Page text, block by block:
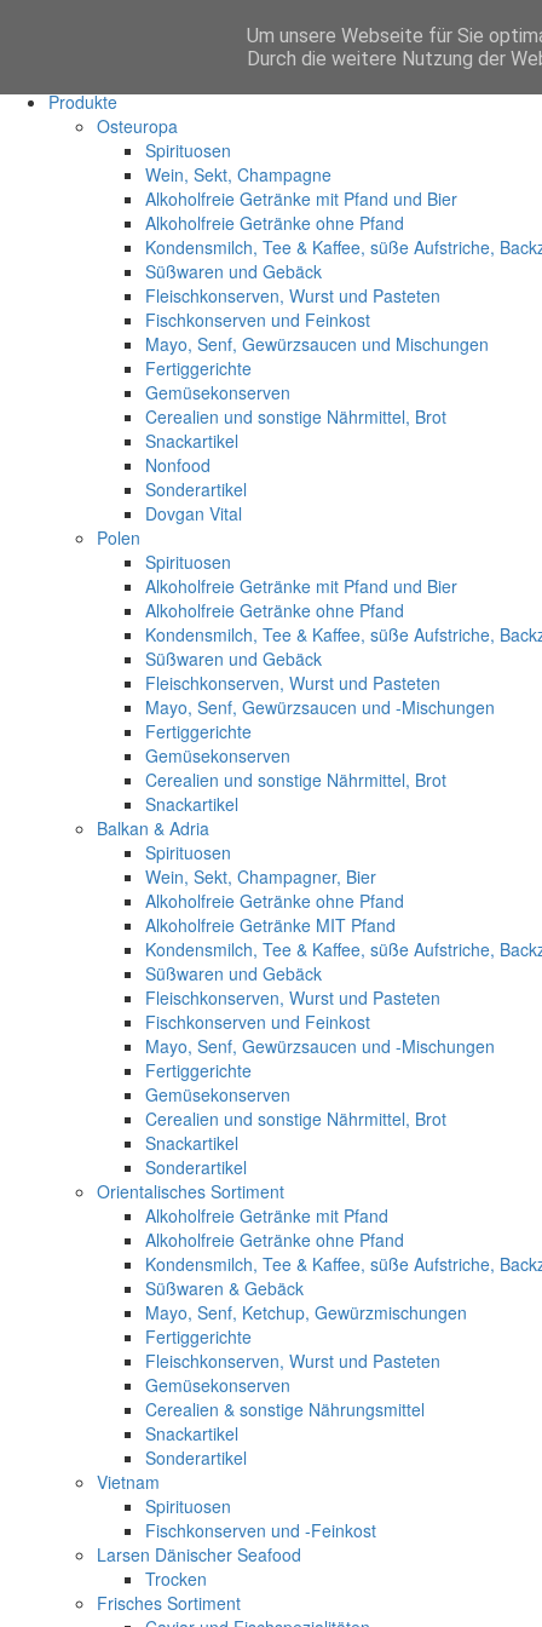
Produkte
Osteuropa
Spirituosen
Wein, Sekt, Champagne
Alkoholfreie Getränke mit Pfand und Bier
Alkoholfreie Getränke ohne Pfand
Kondensmilch, Tee & Kaffee, süße Aufstriche,
Süßwaren und Gebäck
Fleischkonserven, Wurst und Pasteten
Fischkonserven und Feinkost
Mayo, Senf, Gewürzsaucen und Mischungen
Fertiggerichte
Gemüsekonserven
Cerealien und sonstige Nährmittel, Brot
Snackartikel
Nonfood
Sonderartikel
Dovgan Vital
Polen
Spirituosen
Alkoholfreie Getränke mit Pfand und Bier
Alkoholfreie Getränke ohne Pfand
Kondensmilch, Tee & Kaffee, süße Aufstriche,
Süßwaren und Gebäck
Fleischkonserven, Wurst und Pasteten
Mayo, Senf, Gewürzsaucen und -Mischungen
Fertiggerichte
Gemüsekonserven
Cerealien und sonstige Nährmittel, Brot
Snackartikel
Balkan & Adria
Spirituosen
Wein, Sekt, Champagner, Bier
Alkoholfreie Getränke ohne Pfand
Alkoholfreie Getränke MIT Pfand
Kondensmilch, Tee & Kaffee, süße Aufstriche,
Süßwaren und Gebäck
Fleischkonserven, Wurst und Pasteten
Fischkonserven und Feinkost
Mayo, Senf, Gewürzsaucen und -Mischungen
Fertiggerichte
Gemüsekonserven
Cerealien und sonstige Nährmittel, Brot
Snackartikel
Sonderartikel
Orientalisches Sortiment
Alkoholfreie Getränke mit Pfand
Alkoholfreie Getränke ohne Pfand
Kondensmilch, Tee & Kaffee, süße Aufstriche,
Süßwaren & Gebäck
Mayo, Senf, Ketchup, Gewürzmischungen
Fertiggerichte
Fleischkonserven, Wurst und Pasteten
Gemüsekonserven
Cerealien & sonstige Nährungsmittel
Snackartikel
Sonderartikel
Vietnam
Spirituosen
Fischkonserven und -Feinkost
Larsen Dänischer Seafood
Trocken
Frisches Sortiment
Um unsere Webseite für Sie
Durch die weitere Nutzung der